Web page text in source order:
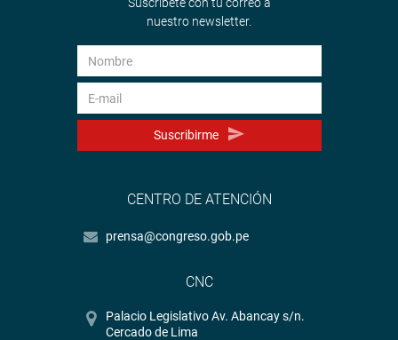
nuestro newsletter.
Suscribirme
CENTRO DE ATENCIÓN
prensa@congreso.gob.pe
CNC
Palacio Legislativo Av. Abancay s/n.
Cercado de Lima